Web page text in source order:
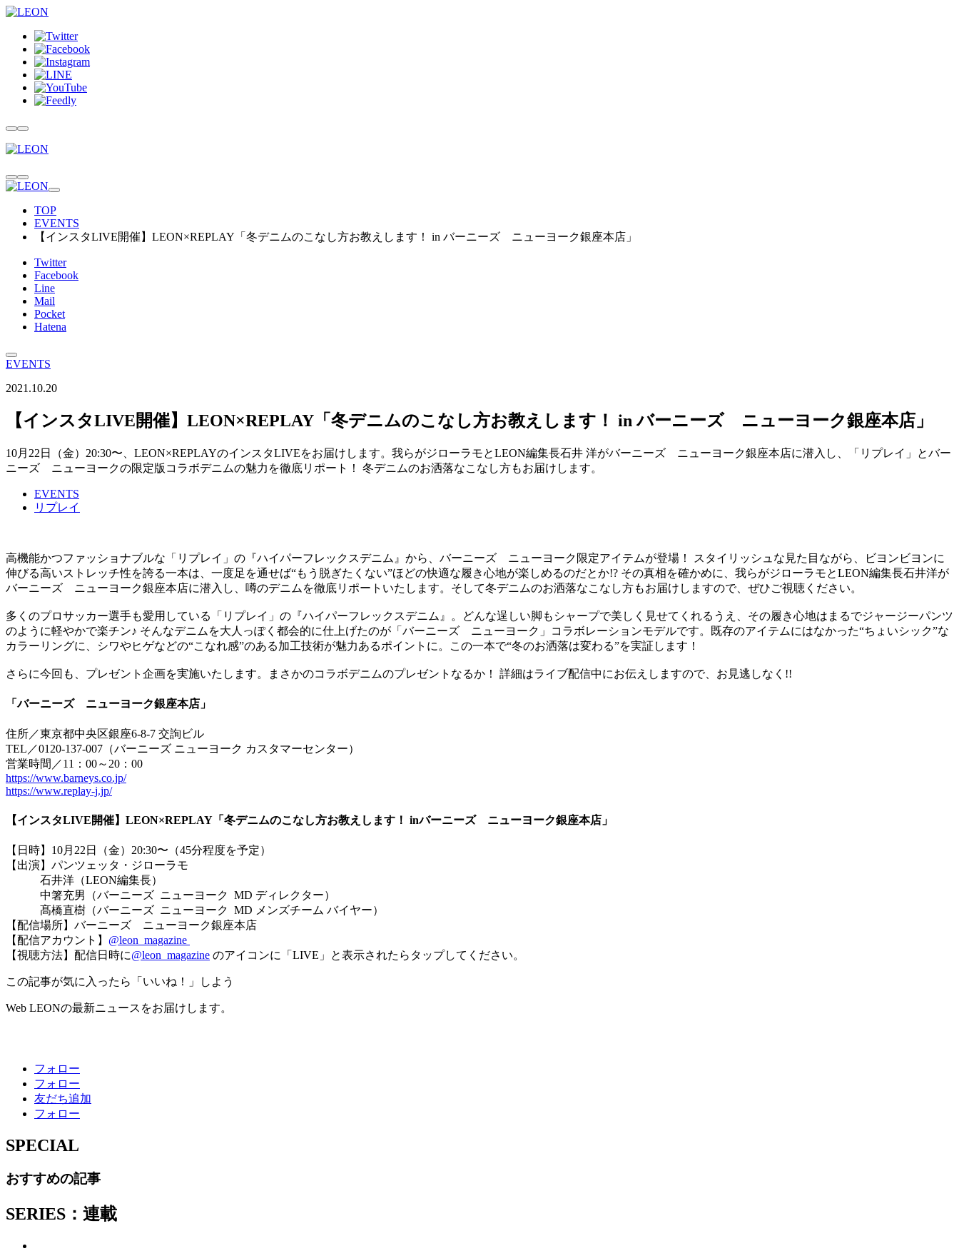
TOP
EVENTS
【インスタLIVE開催】LEON×REPLAY「冬デニムのこなし方お教えします！ in バーニーズ ニューヨーク銀座本店」
Twitter
Facebook
Line
Mail
Pocket
Hatena
EVENTS
2021.10.20
【インスタLIVE開催】LEON×REPLAY「冬デニムのこなし方お教えします！ in バーニーズ ニューヨーク銀座本店」
10月22日（金）20:30〜、LEON×REPLAYのインスタLIVEをお届けします。我らがジローラモとLEON編集長石井 洋がバーニーズ ニューヨーク銀座本店に潜入し、「リプレイ」とバー
ニーズ ニューヨークの限定版コラボデニムの魅力を徹底リポート！ 冬デニムのお洒落なこなし方もお届けします。
EVENTS
リプレイ
高機能かつファッショナブルな「リプレイ」の『ハイパーフレックスデニム』から、バーニーズ ニューヨーク限定アイテムが登場！ スタイリッシュな見た目ながら、ビヨンビヨンに
伸びる高いストレッチ性を誇る一本は、一度足を通せば“もう脱ぎたくない”ほどの快適な履き心地が楽しめるのだとか!? その真相を確かめに、我らがジローラモとLEON編集長石井洋が
バーニーズ ニューヨーク銀座本店に潜入し、噂のデニムを徹底リポートいたします。そして冬デニムのお洒落なこなし方もお届けしますので、ぜひご視聴ください。
多くのプロサッカー選手も愛用している「リプレイ」の『ハイパーフレックスデニム』。どんな逞しい脚もシャープで美しく見せてくれるうえ、その履き心地はまるでジャージーパンツ
のように軽やかで楽チン♪ そんなデニムを大人っぽく都会的に仕上げたのが「バーニーズ ニューヨーク」コラボレーションモデルです。既存のアイテムにはなかった“ちょいシック”な
カラーリングに、シワやヒゲなどの“こなれ感”のある加工技術が魅力あるポイントに。この一本で“冬のお洒落は変わる”を実証します！
さらに今回も、プレゼント企画を実施いたします。まさかのコラボデニムのプレゼントなるか！ 詳細はライブ配信中にお伝えしますので、お見逃しなく!!
「バーニーズ ニューヨーク銀座本店」
住所／東京都中央区銀座6-8-7 交詢ビル
TEL／0120-137-007（バーニーズ ニューヨーク カスタマーセンター）
営業時間／11：00～20：00
https://www.barneys.co.jp/
https://www.replay-j.jp/
【インスタLIVE開催】LEON×REPLAY「冬デニムのこなし方お教えします！ inバーニーズ ニューヨーク銀座本店」
【日時】10月22日（金）20:30〜（45分程度を予定）
【出演】パンツェッタ・ジローラモ
石井洋（LEON編集長）
中箸充男（バーニーズ ニューヨーク MD ディレクター）
髙橋直樹（バーニーズ ニューヨーク MD メンズチーム バイヤー）
【配信場所】バーニーズ ニューヨーク銀座本店
【配信アカウント】 @leon_magazine
【視聴方法】配信日時に@leon_magazine のアイコンに「LIVE」と表示されたらタップしてください。
この記事が気に入ったら「いいね！」しよう
Web LEONの最新ニュースをお届けします。
フォロー
フォロー
友だち追加
フォロー
SPECIAL
おすすめの記事
SERIES：連載